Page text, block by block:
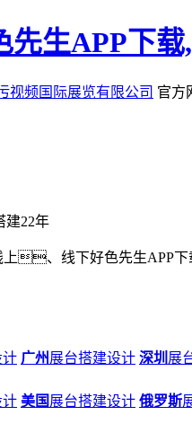
先生APP下
视频国际展览有限公司 官
22年
上、线下好色先生APP下
计 广州展台搭建设计 深圳 展
计 美国 展台搭建设计 俄罗斯